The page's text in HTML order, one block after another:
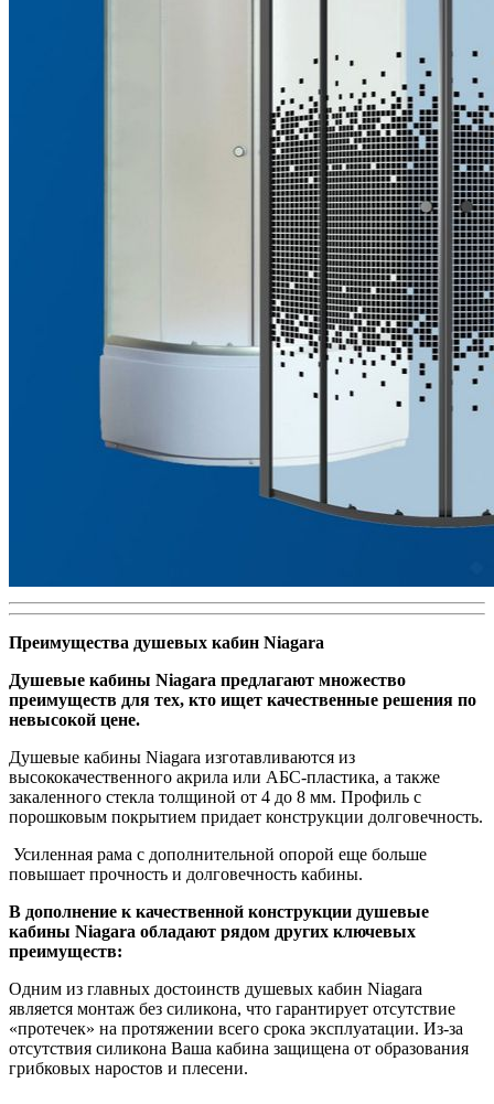
Преимущества душевых кабин Niagara
Душевые кабины Niagara предлагают множество
преимуществ для тех, кто ищет качественные решения по
невысокой цене.
Душевые кабины Niagara изготавливаются из
высококачественного акрила или АБС-пластика, а также
закаленного стекла толщиной от 4 до 8 мм. Профиль с
порошковым покрытием придает конструкции долговечность.
Усиленная рама с дополнительной опорой еще больше
повышает прочность и долговечность кабины.
В дополнение к качественной конструкции душевые
кабины Niagara обладают рядом других ключевых
преимуществ:
Одним из главных достоинств душевых кабин Niagara
является монтаж без силикона, что гарантирует отсутствие
«протечек» на протяжении всего срока эксплуатации. Из-за
отсутствия силикона Ваша кабина защищена от образования
грибковых наростов и плесени.